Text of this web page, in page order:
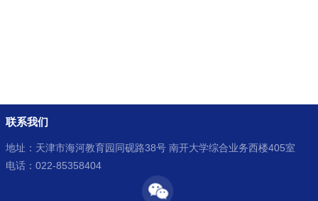
联系我们
地址：天津市海河教育园同砚路38号 南开大学综合业务西楼405室
电话：022-85358404